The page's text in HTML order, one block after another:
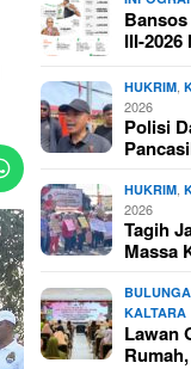
III-
HUKRIM ,
2026
Polisi
HUKRIM ,
2026
Tagih
Massa
KALTARA
Lawan